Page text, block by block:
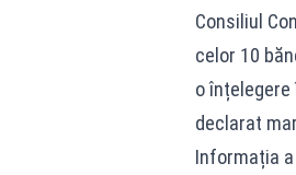
Consiliul
celor 10
o
declarat
Informația